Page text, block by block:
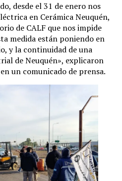
desde el 31 de enero nos
en Cerámica Neuquén,
de CALF que nos impide
medida están poniendo en
y la continuidad de una
de Neuquén», explicaron
un comunicado de prensa.